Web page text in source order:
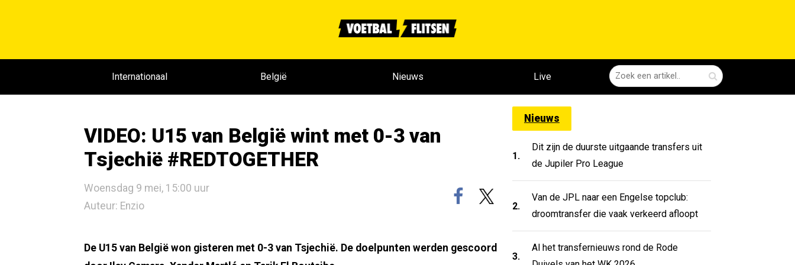
Internationaal België Nieuws Live
VIDEO: U15 van België wint met 0-3 van
Tsjechië #REDTOGETHER
Woensdag 9 mei, 15:00 uur
Auteur: Enzio
De U15 van België won gisteren met 0-3 van Tsjechië. De doelpunten werden gescoord
Nieuws
1.
Dit zijn de duurste uitgaande transfers uit
de Jupiler Pro League
2.
Van de JPL naar een Engelse topclub:
droomtransfer die vaak verkeerd afloopt
3.
Al het transfernieuws rond de Rode